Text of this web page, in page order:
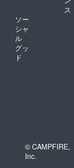
ス
ソー
シャ
ル
グッ
ド
© CAMPFIRE,
Inc.